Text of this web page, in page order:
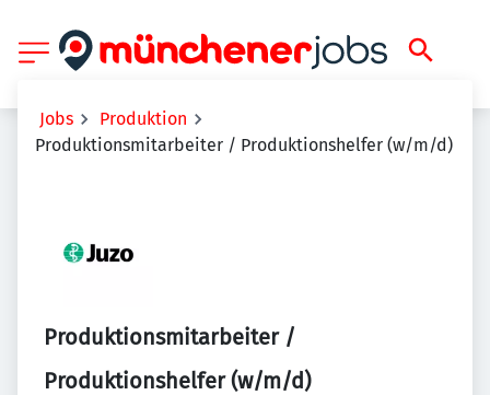
Jobs
Produktion
Produktionsmitarbeiter / Produktionshelfer (w/m/d)
Produktionsmitarbeiter /
Produktionshelfer (w/m/d)